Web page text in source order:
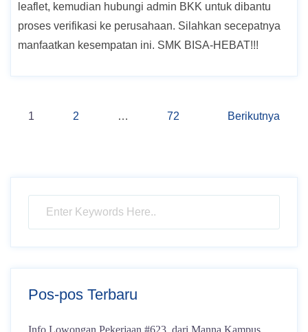
leaflet, kemudian hubungi admin BKK untuk dibantu
proses verifikasi ke perusahaan. Silahkan secepatnya
manfaatkan kesempatan ini. SMK BISA-HEBAT!!!
Navigasi
1 2 … 72 Berikutnya
Pos-pos Terbaru
Info Lowongan Pekerjaan #623, dari Manna Kampus